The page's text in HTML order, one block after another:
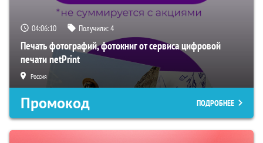
04:06:09 Получили:4
Печать фотографий, фотокниг от сервиса цифровой
печати netPrint
Россия
Промокод ПОДРОБНЕЕ